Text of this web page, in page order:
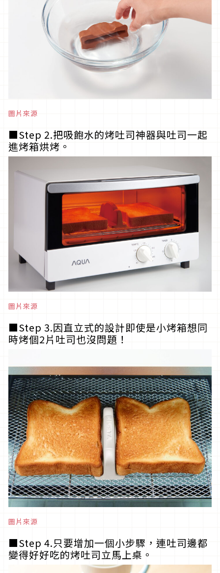
圖片來源
■Step 2.把吸飽水的烤吐司神器與吐司一起
進烤箱烘烤。
圖片來源
■Step 3.因直立式的設計即使是小烤箱想同
時烤個2片吐司也沒問題！
圖片來源
■Step 4.只要增加一個小步驟，連吐司邊都
變得好好吃的烤吐司立馬上桌。